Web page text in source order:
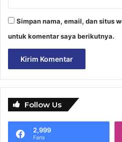
Simpan nama, email, dan situs
untuk komentar saya berikutnya.
Follow Us
2,999
Fans